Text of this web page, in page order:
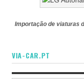
Importação de viaturas
VIA-CAR.PT